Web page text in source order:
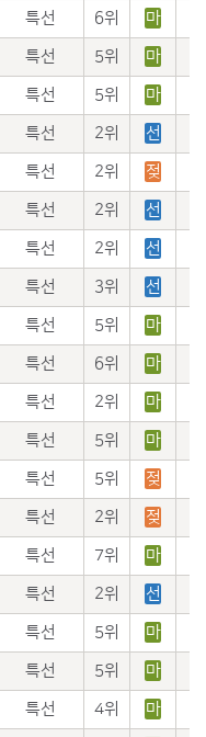
특선 6위 마
특선 5위 마
특선 5위 마
특선 2위 선
특선 2위 젖
특선 2위 선
특선 2위 선
특선 3위 선
특선 5위 마
특선 6위 마
특선 2위 마
특선 5위 마
특선 5위 젖
특선 2위 젖
특선 7위 마
특선 2위 선
특선 5위 마
특선 5위 마
특선 4위 마